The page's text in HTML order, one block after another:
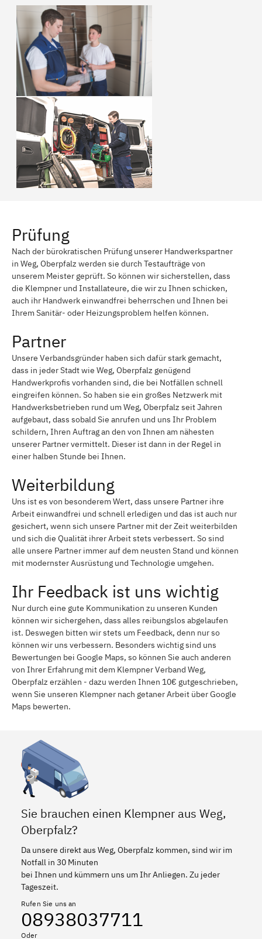
Prüfung
Nach der bürokratischen Prüfung unserer Handwerkspartner
in Weg, Oberpfalz werden sie durch Testaufträge von
unserem Meister geprüft. So können wir sicherstellen, dass
die Klempner und Installateure, die wir zu Ihnen schicken,
auch ihr Handwerk einwandfrei beherrschen und Ihnen bei
Ihrem Sanitär- oder Heizungsproblem helfen können.
Partner
Unsere Verbandsgründer haben sich dafür stark gemacht,
dass in jeder Stadt wie Weg, Oberpfalz genügend
Handwerkprofis vorhanden sind, die bei Notfällen schnell
eingreifen können. So haben sie ein großes Netzwerk mit
Handwerksbetrieben rund um Weg, Oberpfalz seit Jahren
aufgebaut, dass sobald Sie anrufen und uns Ihr Problem
schildern, Ihren Auftrag an den von Ihnen am nähesten
unserer Partner vermittelt. Dieser ist dann in der Regel in
einer halben Stunde bei Ihnen.
Weiterbildung
Uns ist es von besonderem Wert, dass unsere Partner ihre
Arbeit einwandfrei und schnell erledigen und das ist auch nur
gesichert, wenn sich unsere Partner mit der Zeit weiterbilden
und sich die Qualität ihrer Arbeit stets verbessert. So sind
alle unsere Partner immer auf dem neusten Stand und können
mit modernster Ausrüstung und Technologie umgehen.
Ihr Feedback ist uns wichtig
Nur durch eine gute Kommunikation zu unseren Kunden
können wir sichergehen, dass alles reibungslos abgelaufen
ist. Deswegen bitten wir stets um Feedback, denn nur so
können wir uns verbessern. Besonders wichtig sind uns
Bewertungen bei Google Maps, so können Sie auch anderen
von Ihrer Erfahrung mit dem Klempner Verband Weg,
Oberpfalz erzählen - dazu werden Ihnen 10€ gutgeschrieben,
wenn Sie unseren Klempner nach getaner Arbeit über Google
Maps bewerten.
Sie brauchen einen Klempner aus Weg,
Oberpfalz?
Da unsere direkt aus Weg, Oberpfalz kommen, sind wir im
Notfall in 30 Minuten
bei Ihnen und kümmern uns um Ihr Anliegen. Zu jeder
Tageszeit.
Rufen Sie uns an
08938037711
Oder